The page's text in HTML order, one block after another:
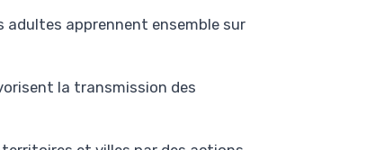
adultes apprennent ensemble sur
la transmission des